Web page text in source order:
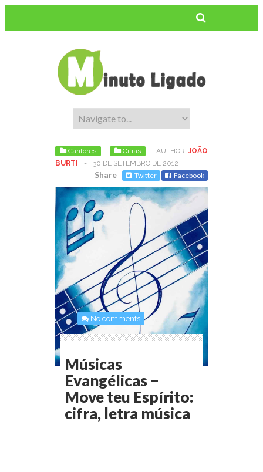
Cantores Cifras AUTHOR: JOÃO
BURTI
- 30 DE SETEMBRO DE 2012
Share Twitter Facebook
No comments
Músicas
Evangélicas –
Move teu Espírito:
cifra, letra música